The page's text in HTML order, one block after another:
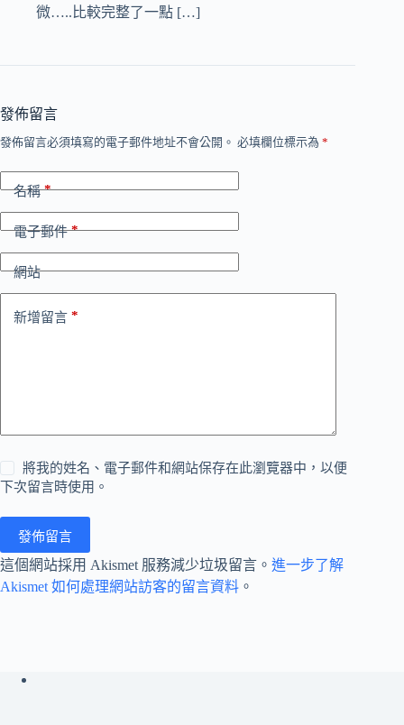
微…..比較完整了一點 […]
發佈留言
發佈留言必須填寫的電子郵件地址不會公開。 必填欄位標示為 *
名稱*
電子郵件*
網站
新增留言 *
將我的姓名、電子郵件和網站保存在此瀏覽器中，以便
下次留言時使用。
發佈留言
這個網站採用 Akismet 服務減少垃圾留言。 進一步了解
Akismet 如何處理網站訪客的留言資料 。